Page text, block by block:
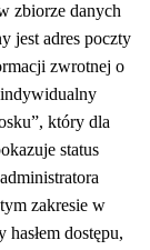
zbiorze danych
jest adres poczty
zwrotnej o
który dla
status
zakresie w
dostępu,